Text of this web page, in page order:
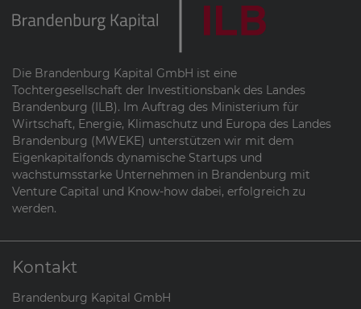
Die Brandenburg Kapital GmbH ist eine
Tochtergesellschaft der Investitionsbank des Landes
Brandenburg (ILB). Im Auftrag des Ministerium für
Wirtschaft, Energie, Klimaschutz und Europa des Landes
Brandenburg (MWEKE) unterstützen wir mit dem
Eigenkapitalfonds dynamische Startups und
wachstumsstarke Unternehmen in Brandenburg mit
Venture Capital und Know-how dabei, erfolgreich zu
werden.
Kontakt
Brandenburg Kapital GmbH